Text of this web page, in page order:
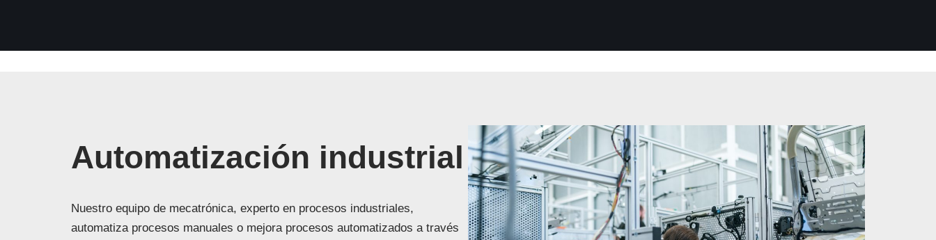
Automatización industrial
Nuestro equipo de mecatrónica, experto en procesos industriales,
automatiza procesos manuales o mejora procesos automatizados a través